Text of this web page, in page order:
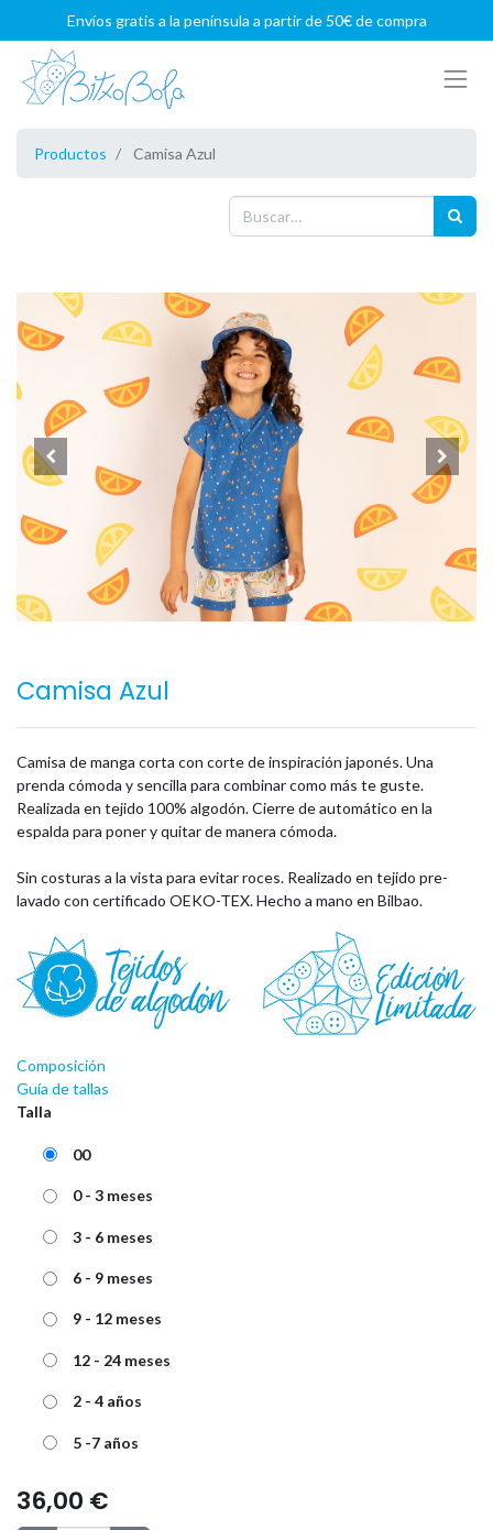
Envíos gratis a la península a partir de 50€ de compra
Productos Camisa Azul
Camisa Azul
Camisa de manga corta con corte de inspiración japonés. Una
prenda cómoda y sencilla para combinar como más te guste.
Realizada en tejido 100% algodón. Cierre de automático en la
espalda para poner y quitar de manera cómoda.
Sin costuras a la vista para evitar roces. Realizado en tejido pre-
lavado con certificado OEKO-TEX. Hecho a mano en Bilbao.
Composición
Guía de tallas
Talla
00
0 - 3 meses
3 - 6 meses
6 - 9 meses
9 - 12 meses
12 - 24 meses
2 - 4 años
5 -7 años
36,00 €